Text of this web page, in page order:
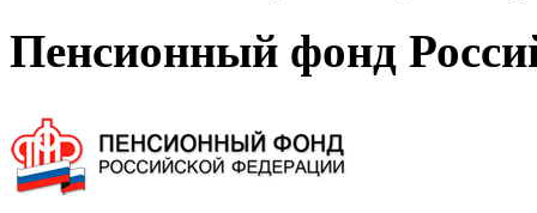
Пенсионный фонд